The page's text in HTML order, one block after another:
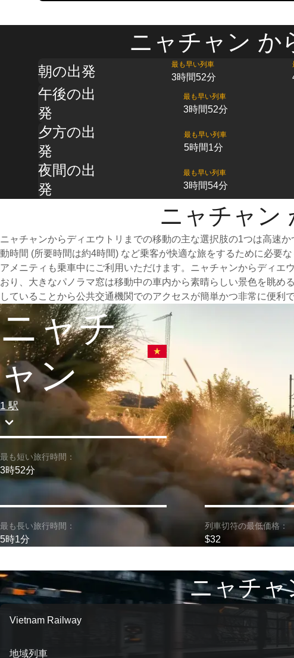
ニャチャン か
朝の出発 最も早い列車
3時間52分
午後の出
発
最も早い列車
3時間52分
夕方の出
発
最も早い列車
5時間1分
夜間の出
発
最も早い列車
3時間54分
ニャチャン
ニャチャンからディエウトリまでの移動の主な選択肢の1つは高速
動時間 (所要時間は約4時間) など乗客が快適な旅をするために必要
アメニティも乗車中にご利用いただけます。ニャチャンからディ
おり、大きなパノラマ窓は移動中の車内から素晴らしい景色を眺
していることから公共交通機関でのアクセスが簡単かつ非常に便利
ニャチ
ャン
1 駅
最も短い旅行時間：
3時52分
最も長い旅行時間：
5時1分
列車切符の最低価格：
$32
ニャチャ
Vietnam Railway
地域列車